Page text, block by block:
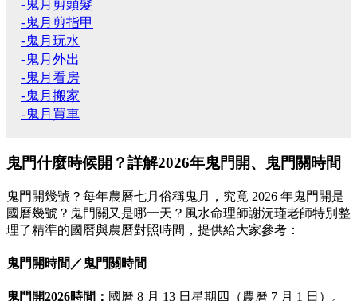
-鬼月剪頭髮
-鬼月剪指甲
-鬼月玩水
-鬼月外出
-鬼月看房
-鬼月搬家
-鬼月買車
鬼門什麼時候開？詳解2026年鬼門開、鬼門關時間
鬼門開幾號？每年農曆七月俗稱鬼月，究竟 2026 年鬼門開是
國曆幾號？鬼門關又是哪一天？風水命理師謝沅瑾老師特別整
理了精準的國曆與農曆對照時間，提供給大家參考：
鬼門開時間／鬼門關時間
鬼門開2026時間： 國曆 8 月 13 日星期四（農曆 7 月 1 日）。